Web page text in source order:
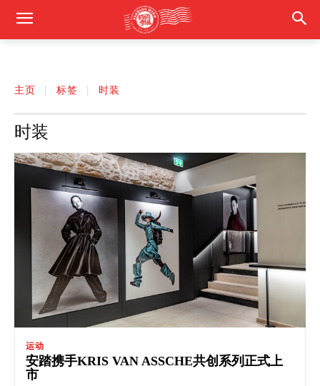
主页 标签 时装
时装
运动
安踏携手KRIS VAN ASSCHE共创系列正式上
市